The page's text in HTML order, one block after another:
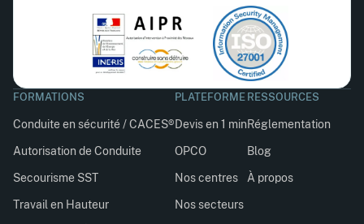
FORMATIONS
Conduite en sécurité / CACES®
Autorisation de Conduite
Secourisme SST
Travail en Hauteur
PLATEFORME
Devis en 1 min
OPCO
Nos centres
Nos secteurs
RESSOURCES
Réglementation
Blog
À propos